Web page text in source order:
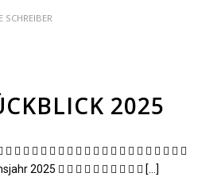
SCHREIBER
2025
                    
2025           […]